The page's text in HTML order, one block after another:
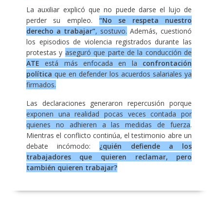
La auxiliar explicó que no puede darse el lujo de
perder su empleo. “No se respeta nuestro
derecho a trabajar”, sostuvo. Además, cuestionó
los episodios de violencia registrados durante las
protestas y aseguró que parte de la conducción de
ATE está más enfocada en la confrontación
política que en defender los acuerdos salariales ya
firmados.
Las declaraciones generaron repercusión porque
exponen una realidad pocas veces contada por
quienes no adhieren a las medidas de fuerza.
Mientras el conflicto continúa, el testimonio abre un
debate incómodo: ¿quién defiende a los
trabajadores que quieren reclamar, pero
también quieren trabajar?